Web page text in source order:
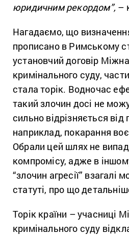
юридичним рекордом”, –
Нагадаємо, що
прописано в Римському
установчий договір
кримінального суду,
стала торік. Водночас
такий злочин досі не
сильно відрізняється від
наприклад, покарання
Обрали цей шлях не
компромісу, адже в
“злочин агресії” взагалі
статуті, про що
Торік країни – учасниці
кримінального суду